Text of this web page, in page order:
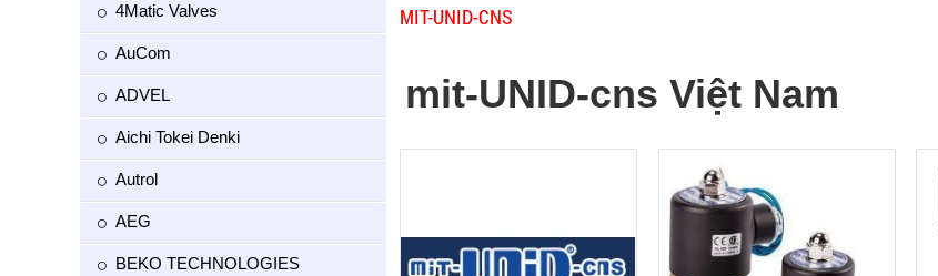
MIT-UNID-CNS
mit-UNID-cns Việt Nam
4Matic Valves
AuCom
ADVEL
Aichi Tokei Denki
Autrol
AEG
BEKO TECHNOLOGIES